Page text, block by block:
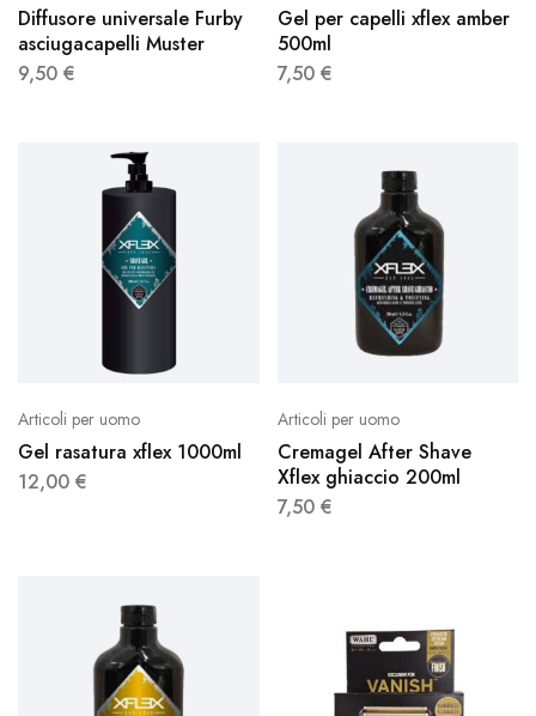
Diffusore universale Furby
asciugacapelli Muster
9,50 €
Gel per capelli xflex amber
500ml
7,50 €
Articoli per uomo
Gel rasatura xflex 1000ml
12,00 €
Articoli per uomo
Cremagel After Shave
Xflex ghiaccio 200ml
7,50 €